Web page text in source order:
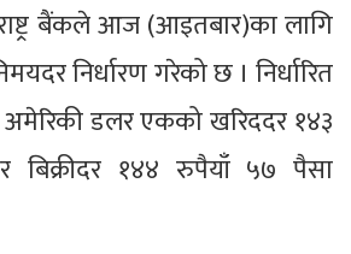
बैंकले आज (आइतबार)का लागि
निर्धारण गरेको छ । निर्धारित
डलर एकको खरिददर १४३
१४४ रुपैयाँ ५७ पैसा